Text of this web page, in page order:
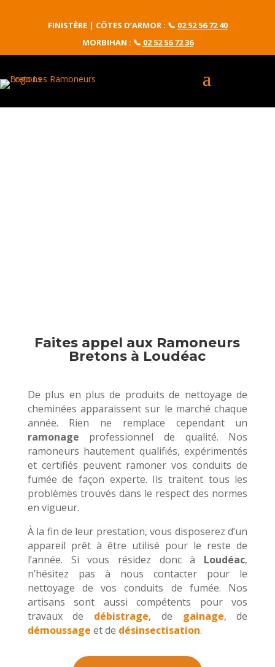
FINISTÈRE | CÔTES D’ARMOR : 📞 02 52 56 72 40
MORBIHAN : 📞 02 52 56 72 36
Faites appel aux Ramoneurs
Bretons à Loudéac
De plus en plus de produits de nettoyage de
cheminées apparaissent sur le marché chaque
année. Rien ne remplace cependant un
ramonage professionnel de qualité. Nos
ramoneurs hautement qualifiés, expérimentés
et certifiés peuvent ramoner vos conduits de
fumée de façon experte. Ils traitent tous les
problèmes trouvés dans le respect des normes
en vigueur.
À la fin de leur prestation, vous disposerez d’un
appareil prêt à être utilisé pour le reste de
l’année. Si vous résidez donc à Loudéac,
n’hésitez pas à nous contacter pour le
nettoyage de vos conduits de fumée. Nos
artisans sont aussi compétents pour vos
travaux de débistrage, de gainage, de
démoussage et de désinsectisation.